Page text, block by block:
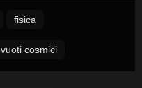
fisica
vuoti cosmici